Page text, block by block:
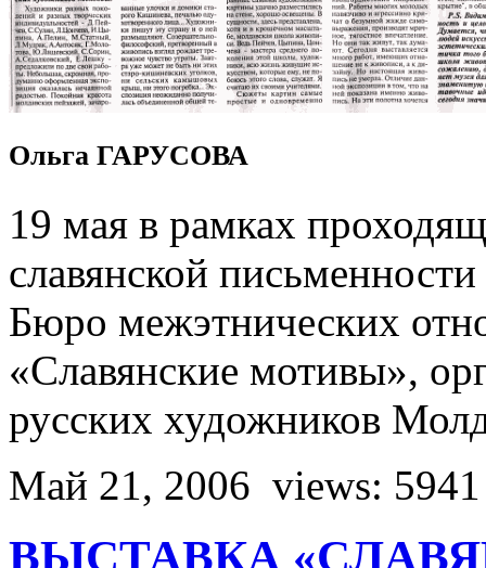
Ольга ГАРУСОВА
19 мая в рамках
славянской
Бюро межэтнических
«Славянские мотивы»,
русских художников
Май 21, 2006 views: 5941
ВЫСТАВКА